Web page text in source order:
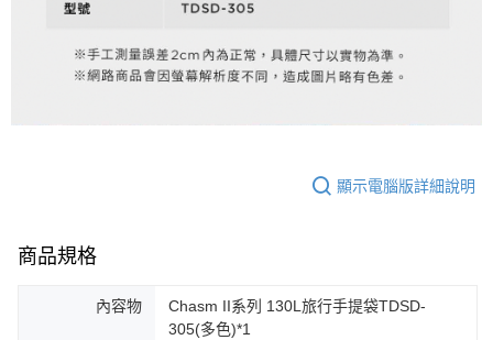
顯示電腦版詳細說明
商品規格
內容物
Chasm II系列 130L旅行手提袋TDSD-
305(多色)*1